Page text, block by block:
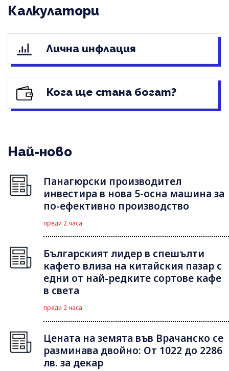
Калкулатори
Лична инфлация
Кога ще стана богат?
Най-ново
Панагюрски производител
инвестира в нова 5-осна машина за
по-ефективно производство
преди 2 часа
Българският лидер в спешълти
кафето влиза на китайския пазар с
едни от най-редките сортове кафе
в света
преди 2 часа
Цената на земята във Врачанско се
разминава двойно: От 1022 до 2286
лв. за декар